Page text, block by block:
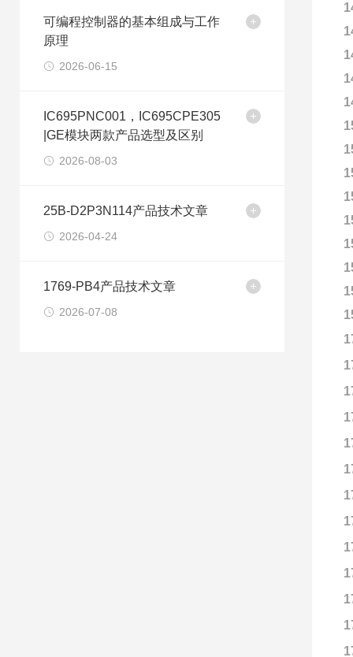
可编程控制器的基本组成与工作
原理
2026-06-15
IC695PNC001，IC695CPE305
|GE模块两款产品选型及区别
2026-08-03
25B-D2P3N114产品技术文章
2026-04-24
1769-PB4产品技术文章
2026-07-08